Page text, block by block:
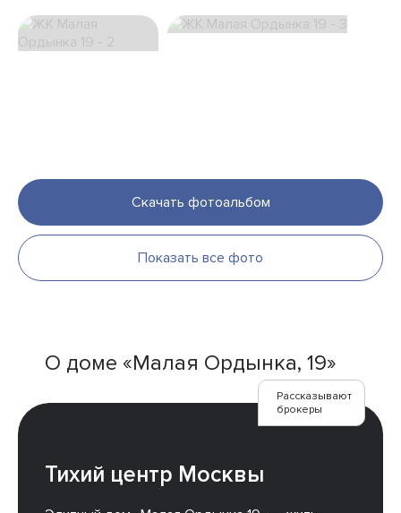
Скачать фотоальбом
Показать все фото
О доме «Малая Ордынка, 19»
Рассказывают
брокеры
Тихий центр Москвы